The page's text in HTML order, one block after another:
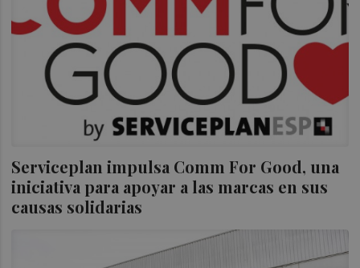
Serviceplan impulsa Comm For Good, una
iniciativa para apoyar a las marcas en sus
causas solidarias